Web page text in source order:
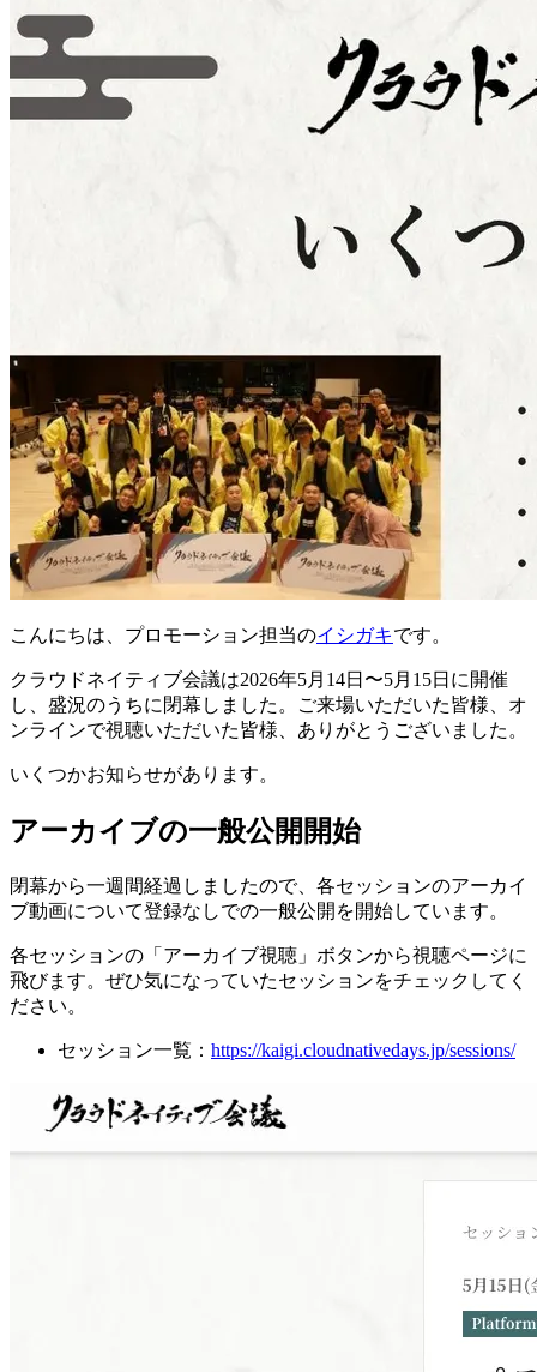
こんにちは、プロモーション担当のイシガキです。
クラウドネイティブ会議は2026年5月14日〜5月15日に開催
し、盛況のうちに閉幕しました。ご来場いただいた皆様、オ
ンラインで視聴いただいた皆様、ありがとうございました。
いくつかお知らせがあります。
アーカイブの一般公開開始
閉幕から一週間経過しましたので、各セッションのアーカイ
ブ動画について登録なしでの一般公開を開始しています。
各セッションの「アーカイブ視聴」ボタンから視聴ページに
飛びます。ぜひ気になっていたセッションをチェックしてく
ださい。
セッション一覧： https://kaigi.cloudnativedays.jp/sessions/